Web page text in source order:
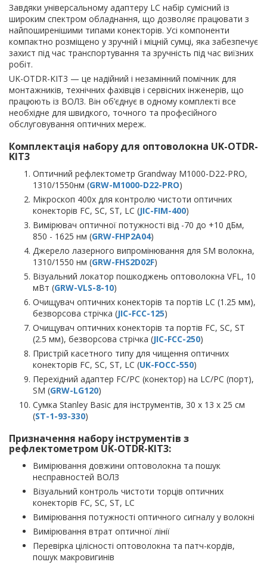
Завдяки універсальному адаптеру LC набір сумісний із
широким спектром обладнання, що дозволяє працювати з
найпоширенішими типами конекторів. Усі компоненти
компактно розміщено у зручній і міцній сумці, яка забезпечує
захист під час транспортування та зручність під час виїзних
робіт.
UK-OTDR-KIT3 — це надійний і незамінний помічник для
монтажників, технічних фахівців і сервісних інженерів, що
працюють із ВОЛЗ. Він об’єднує в одному комплекті все
необхідне для швидкого, точного та професійного
обслуговування оптичних мереж.
Комплектація набору для оптоволокна UK-OTDR-
KIT3
Оптичний рефлектометр Grandway M1000-D22-PRO,
1310/1550нм (GRW-M1000-D22-PRO)
Мікроскоп 400х для контролю чистоти оптичних
конекторів FC, SC, ST, LC (JIC-FIM-400)
Вимірювач оптичної потужності від -70 до +10 дБм,
850 - 1625 нм (GRW-FHP2A04)
Джерело лазерного випромінювання для SM волокна,
1310/1550 нм (GRW-FHS2D02F)
Візуальний локатор пошкоджень оптоволокна VFL, 10
мВт (GRW-VLS-8-10)
Очищувач оптичних конекторів та портів LC (1.25 мм),
безворсова стрічка (JIC-FCC-125)
Очищувач оптичних конекторів та портів FC, SC, ST
(2.5 мм), безворсова стрічка (JIC-FCC-250)
Пристрій касетного типу для чищення оптичних
конекторів FC, SC, ST, LC (UK-FOCC-550)
Перехідний адаптер FC/PC (конектор) на LC/PC (порт),
SM (GRW-LG120)
Сумка Stanley Basic для інструментів, 30 x 13 x 25 см
(ST-1-93-330)
Призначення набору інструментів з
рефлектометром UK-OTDR-KIT3:
Вимірювання довжини оптоволокна та пошук
несправностей ВОЛЗ
Візуальний контроль чистоти торців оптичних
конекторів FC, SC, ST, LC
Вимірювання потужності оптичного сигналу у волокні
Вимірювання втрат оптичної лінії
Перевірка цілісності оптоволокна та патч-кордів,
пошук макровигинів